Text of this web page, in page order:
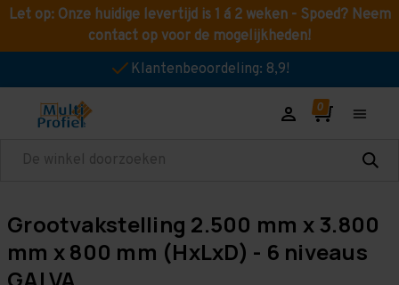
Let op: Onze huidige levertijd is 1 á 2 weken - Spoed? Neem
contact op voor de mogelijkheden!
Klantenbeoordeling: 8,9!
Zoeken
Grootvakstelling 2.500 mm x 3.800
mm x 800 mm (HxLxD) - 6 niveaus